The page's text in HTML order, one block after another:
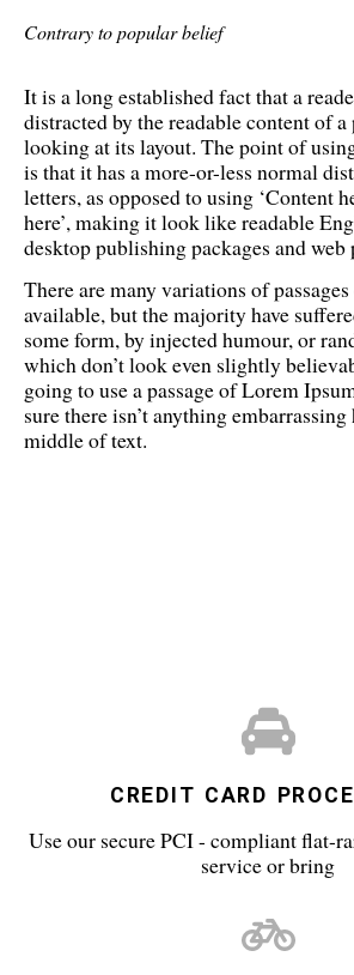
Contrary to popular belief
It is a long established fact that a
distracted by the readable content of a
looking at its layout. The point of
is that it has a more-or-less normal
letters, as opposed to using ‘Content
here’, making it look like readable
desktop publishing packages and web
There are many variations of
available, but the majority have
some form, by injected humour, or
which don’t look even slightly
going to use a passage of Lorem
sure there isn’t anything
middle of text.
CREDIT CARD
Use our secure PCI - compliant flat-
service or bring